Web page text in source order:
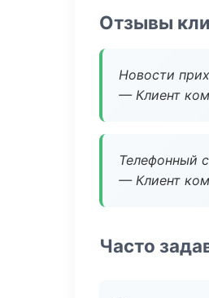
Отзывы
Новости
— Клиент
Телефонный
— Клиент
Часто